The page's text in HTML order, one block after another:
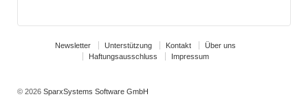
Newsletter Unterstützung Kontakt
Über uns
Haftungsausschluss
Impressum
© 2026 SparxSystems Software GmbH